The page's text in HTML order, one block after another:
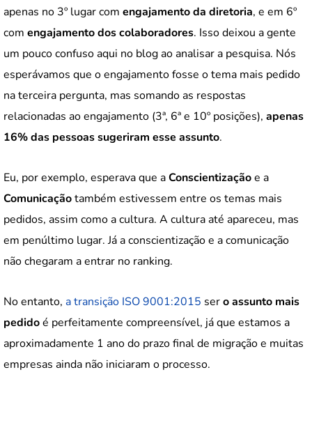
apenas no 3º lugar com engajamento da diretoria, e em 6º
com engajamento dos colaboradores. Isso deixou a gente
um pouco confuso aqui no blog ao analisar a pesquisa. Nós
esperávamos que o engajamento fosse o tema mais pedido
na terceira pergunta, mas somando as respostas
relacionadas ao engajamento (3ª, 6ª e 10º posições), apenas
16% das pessoas sugeriram esse assunto.
Eu, por exemplo, esperava que aConscientizaçãoe a
Comunicaçãotambém estivessem entre os temas mais
pedidos, assim como a cultura. A cultura até apareceu, mas
em penúltimo lugar. Já a conscientização e a comunicação
não chegaram a entrar no ranking.
No entanto, a transição ISO 9001:2015 sero assunto mais
pedidoé perfeitamente compreensível, já que estamos a
aproximadamente 1 ano do prazo final de migração e muitas
empresas ainda não iniciaram o processo.